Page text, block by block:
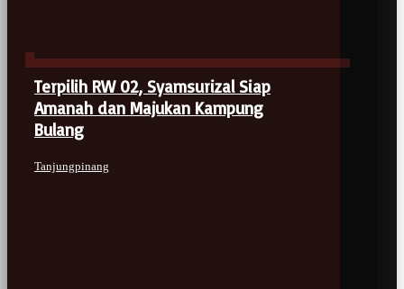
Terpilih RW 02, Syamsurizal Siap
Amanah dan Majukan Kampung
Bulang
Tanjungpinang